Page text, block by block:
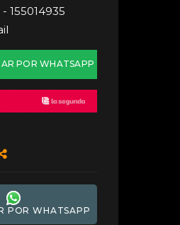
- 155014935
POR WHATSAPP
POR WHATSAPP